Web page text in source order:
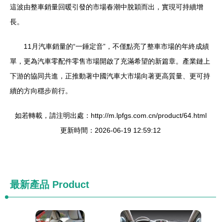
這波由整車銷量回暖引發的市場春潮中脫穎而出，實現可持續增
長。
11月汽車銷量的“一錘定音”，不僅點亮了整車市場的年終成績
單，更為汽車零配件零售市場開啟了充滿希望的新篇章。產業鏈上
下游的協同共進，正推動著中國汽車大市場向著更高質量、更可持
續的方向穩步前行。
如若轉載，請注明出處：http://m.lpfgs.com.cn/product/64.html
更新時間：2026-06-19 12:59:12
最新產品 Product